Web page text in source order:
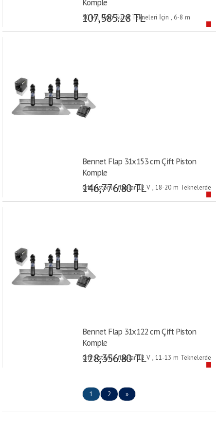
30 Mil Üstü Sürat Tekneleri İçin , 6-8 m
Teknelerde Kullanılır
107,585.28 TL
Bennet Flap 31x153 cm Çift Piston
Komple
Çift pistonlu flaplar 12 V , 18-20 m Teknelerde
Kullanılır
146,776.80 TL
Bennet Flap 31x122 cm Çift Piston
Komple
Çift pistonlu flaplar 12 V , 11-13 m Teknelerde
Kullanılır
128,356.80 TL
1 2 »